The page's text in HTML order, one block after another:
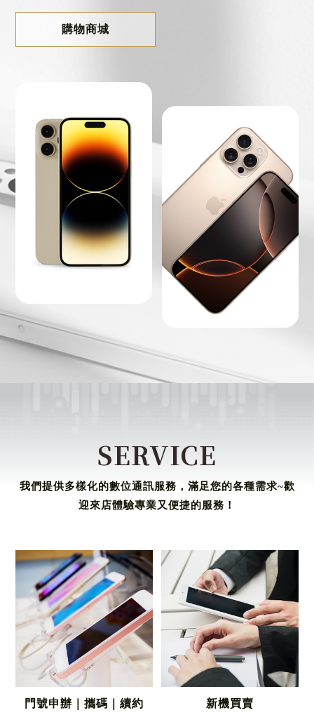
購物商城
SERVICE
我們提供多樣化的數位通訊服務，滿足您的各種需求~歡
迎來店體驗專業又便捷的服務！
門號申辦｜攜碼｜續約 新機買賣